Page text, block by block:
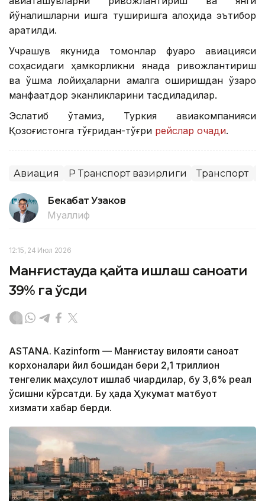
йўналишларни ишга туширишга алоҳида эътибор
қаратилди.
Учрашув якунида томонлар фуқаро авиацияси
соҳасидаги ҳамкорликни янада ривожлантириш
ва қўшма лойиҳаларни амалга оширишдан ўзаро
манфаатдор эканликларини тасдиқладилар.
Эслатиб ўтамиз, Туркия авиакомпанияси
Қозоғистонга тўғридан-тўғри рейслар очади.
Авиация ҚР Транспорт вазирлиги Транспорт
Бекабат Узаков
Муаллиф
12:15, 24 Июл 2026
Манғистауда қайта ишлаш саноати
39% га ўсди
ASTANА. Кazinform — Манғистау вилояти саноат
корхоналари йил бошидан бери 2,1 триллион
тенгелик маҳсулот ишлаб чиқардилар, бу 3,6% реал
ўсишни кўрсатди. Бу ҳақда Ҳукумат матбуот
хизмати хабар берди.